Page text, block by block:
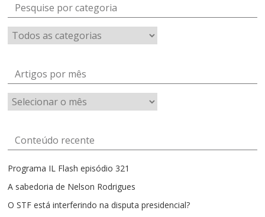
Pesquise por categoria
Artigos por mês
Artigos
por
Conteúdo recente
Programa IL Flash episódio 321
A sabedoria de Nelson Rodrigues
O STF está interferindo na disputa presidencial?